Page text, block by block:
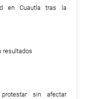
en Cuautla tras la
resultados
sin afectar